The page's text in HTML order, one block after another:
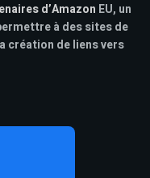
d’Amazon EU, un
à des sites de
création de liens vers